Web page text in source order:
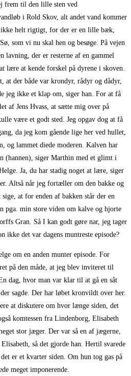
frem til den lille sten ved
i Rold Skov, alt andet vand kommer
helt rigtigt, for der er en lille bæk,
som vi nu skal hen og besøge. På vejen
lavning, der er resterne af en gammel
lære at kende forskel på dyrene i skoven.
at der både var krondyr, rådyr og dådyr,
jeg ikke et klap om, siger han. For at få
af Jens Hvass, at sætte mig over på
være et godt sted. Jeg opgav dog at få
da jeg kom gående lige her ved hullet,
og lammet diede moderen. Kalven har
(hannen), siger Marthin med et glimt i
Ja, du har stadig noget at lære, siger
Altså når jeg fortæller om den bakke og
at for enden af bakken står der en
pga. min store viden om kalve og hjorte
Gran. Så I kan godt gøre nar, jeg tager
ikke det var dagens muntreste episode?
om en anden munter episode. For
på den måde, at jeg blev inviteret til
dag, hvor man var klar til at gå en såt
sagde. Der har løbet kronvildt over her.
at diskutere om hvor længe siden, det
komtessen fra Lindenborg, Elisabeth
stor jæger. Der var så en af jægerne,
så det gjorde han. Hertil svarede
er et kvarter siden. Om hun tog gas på
meget imponerende.